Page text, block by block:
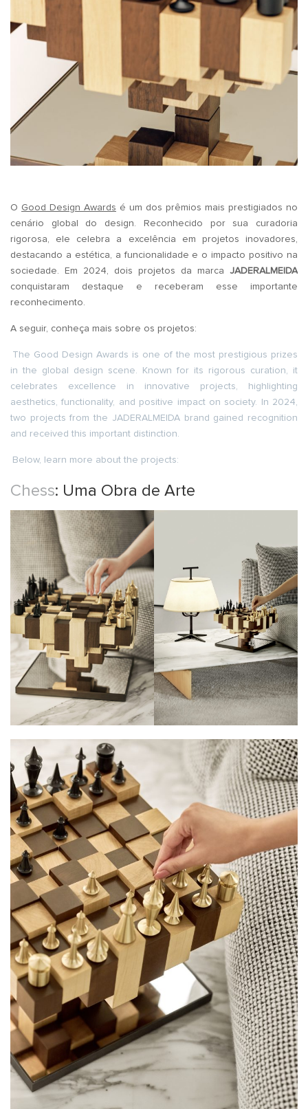
O Good Design Awards é um dos prêmios mais prestigiados no
cenário global do design. Reconhecido por sua curadoria
rigorosa, ele celebra a excelência em projetos inovadores,
destacando a estética, a funcionalidade e o impacto positivo na
sociedade. Em 2024, dois projetos da marca JADERALMEIDA
conquistaram destaque e receberam esse importante
reconhecimento.
A seguir, conheça mais sobre os projetos:
The Good Design Awards is one of the most prestigious prizes
in the global design scene. Known for its rigorous curation, it
celebrates excellence in innovative projects, highlighting
aesthetics, functionality, and positive impact on society. In 2024,
two projects from the JADERALMEIDA brand gained recognition
and received this important distinction.
Below, learn more about the projects:
Chess: Uma Obra de Arte